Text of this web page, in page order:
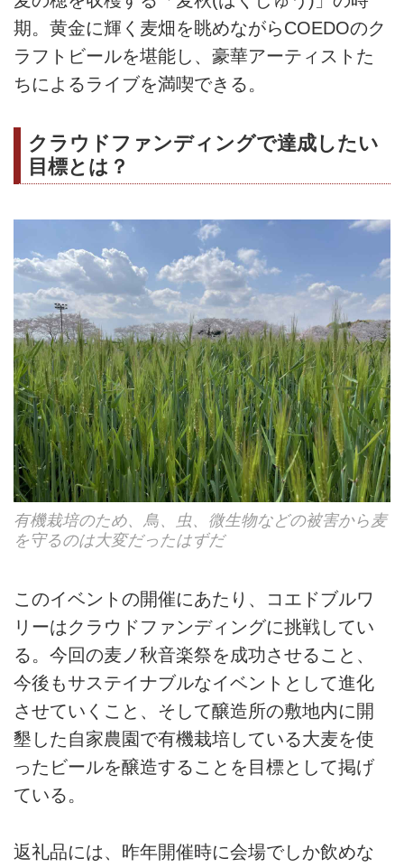
期。黄金に輝く麦畑を眺めながらCOEDOのク
ラフトビールを堪能し、豪華アーティストた
ちによるライブを満喫できる。
クラウドファンディングで達成したい
目標とは？
有機栽培のため、鳥、虫、微生物などの被害から麦
を守るのは大変だったはずだ
このイベントの開催にあたり、コエドブルワ
リーはクラウドファンディングに挑戦してい
る。今回の⻨ノ秋⾳楽祭を成功させること、
今後もサステイナブルなイベントとして進化
させていくこと、そして醸造所の敷地内に開
墾した自家農園で有機栽培している大麦を使
ったビールを醸造することを目標として掲げ
ている。
返礼品には、昨年開催時に会場でしか飲めな